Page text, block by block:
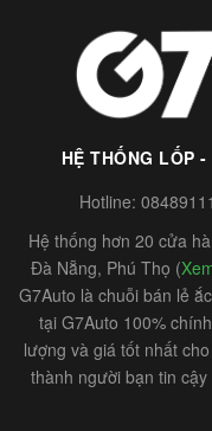
HỆ THỐNG LỐP
Hotline:
Hệ thống hơn 20 cửa
Đà Nẵng, Phú Thọ (
G7Auto là chuỗi bán lẻ
tại G7Auto 100%
lượng và giá tốt nhất
thành người bạn tin